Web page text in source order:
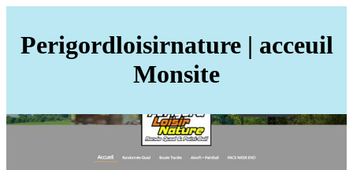
Perigordloisir­natu­re | acceuil
Monsite